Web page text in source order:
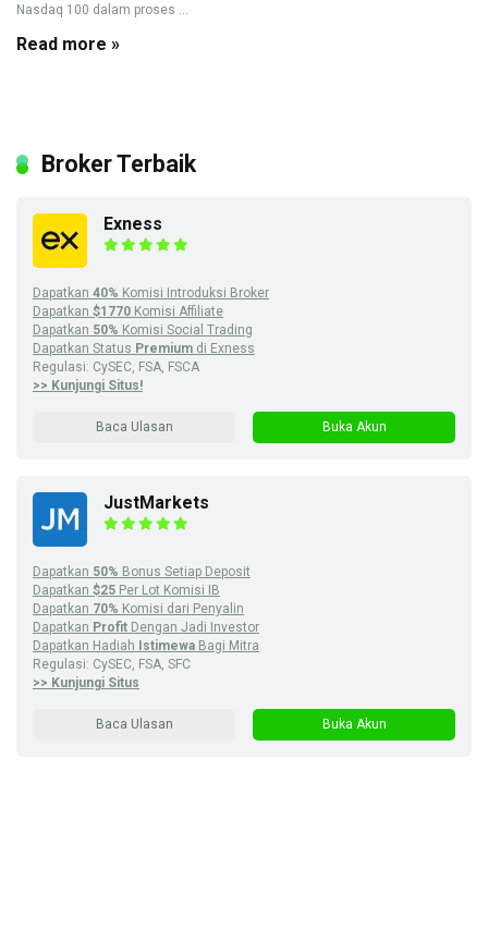
Nasdaq 100 dalam proses ...
Read more »
Broker Terbaik
Exness
Dapatkan 40% Komisi Introduksi Broker
Dapatkan $1770 Komisi Affiliate
Dapatkan 50% Komisi Social Trading
Dapatkan Status Premium di Exness
Regulasi: CySEC, FSA, FSCA
>> Kunjungi Situs!
Baca Ulasan Buka Akun
JustMarkets
Dapatkan 50% Bonus Setiap Deposit
Dapatkan $25 Per Lot Komisi IB
Dapatkan 70% Komisi dari Penyalin
Dapatkan Profit Dengan Jadi Investor
Dapatkan Hadiah Istimewa Bagi Mitra
Regulasi: CySEC, FSA, SFC
>> Kunjungi Situs
Baca Ulasan Buka Akun